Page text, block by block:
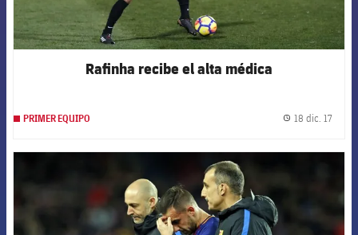
Rafinha recibe el alta médica
PRIMER EQUIPO 18 dic. 17
FCB Barcelona badge